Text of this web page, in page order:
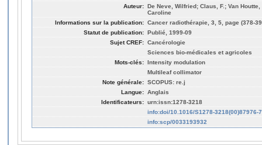
Auteur: De Neve, Wilfried; Claus, F.; Van
Caroline
Informations sur la publication: Cancer radiothérapie, 3, 5, page (378-
Statut de publication: Publié, 1999-09
Sujet CREF: Cancérologie
Sciences bio-médicales et agricoles
Mots-clés: Intensity modulation
Multileaf collimator
Note générale: SCOPUS: re.j
Langue: Anglais
Identificateurs: urn:issn:1278-3218
info:doi/10.1016/S1278-3218(00)87976-7
info:scp/0033193932